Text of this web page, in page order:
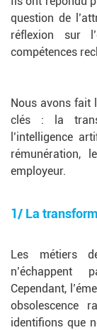
question de
réflexion sur
compétences
Nous avons fait
clés : la
l’intelligence
rémunération,
employeur.
1/ La
Les métiers
n’échappent
Cependant,
obsolescence
identifions que